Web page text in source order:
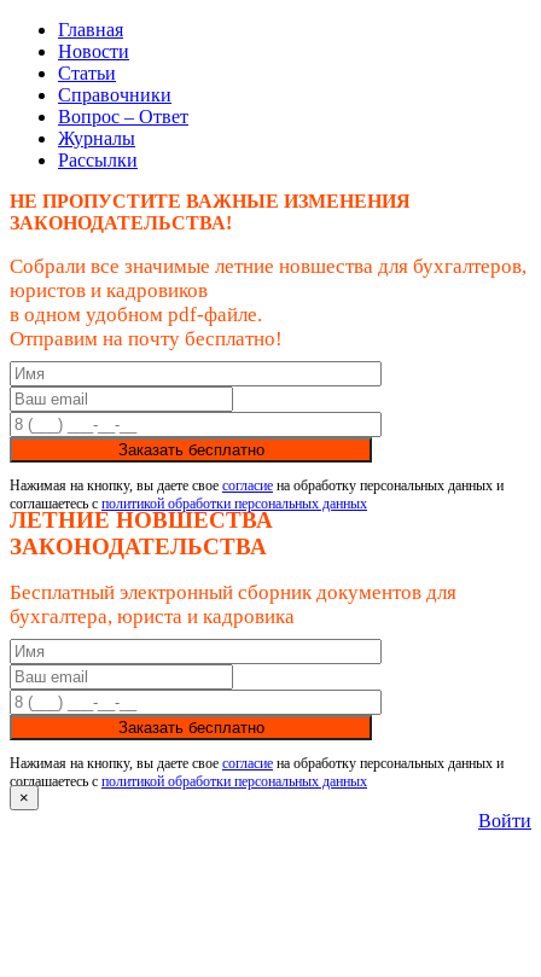
Главная
Новости
Статьи
Справочники
Вопрос – Ответ
Журналы
Рассылки
НЕ ПРОПУСТИТЕ ВАЖНЫЕ ИЗМЕНЕНИЯ
ЗАКОНОДАТЕЛЬСТВА!
Собрали все значимые летние новшества для бухгалтеров,
юристов и кадровиков
в одном удобном pdf-файле.
Отправим на почту бесплатно!
Заказать бесплатно
Нажимая на кнопку, вы даете свое согласие на обработку персональных данных и
соглашаетесь с политикой обработки персональных данных
ЛЕТНИЕ НОВШЕСТВА
ЗАКОНОДАТЕЛЬСТВА
Бесплатный электронный сборник документов для
бухгалтера, юриста и кадровика
Заказать бесплатно
Нажимая на кнопку, вы даете свое согласие на обработку персональных данных и
соглашаетесь с политикой обработки персональных данных
×
Войти